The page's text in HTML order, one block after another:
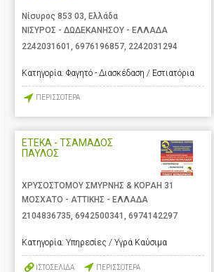
Νίσυρος 853 03, Ελλάδα
ΝΙΣΥΡΟΣ - ΔΩΔΕΚΑΝΗΣΟΥ - ΕΛΛΑΔΑ
2242031601
6976196857 2242031294
Κατηγορία: Φαγητό - Διασκέδαση / Εστιατόρια
ΠΕΡΙΣΣΟΤΕΡΑ
ΕΤΕΚΑ - ΤΣΑΜΑΔΟΣ
ΠΑΥΛΟΣ
ΧΡΥΣΟΣΤΟΜΟΥ ΣΜΥΡΝΗΣ & ΚΟΡΑΗ 31
ΜΟΣΧΑΤΟ - ΑΤΤΙΚΗΣ - ΕΛΛΑΔΑ
2104836735, 6942500341 , 6974142297
Κατηγορία: Υπηρεσίες / Υγρά Καύσιμα
ΙΣΤΟΣΕΛΙΔΑ ΠΕΡΙΣΣΟΤΕΡΑ